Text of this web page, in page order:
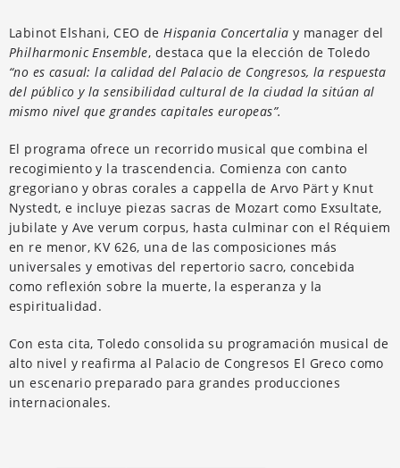
Labinot Elshani, CEO deHispania Concertalia y manager del
Philharmonic Ensemble, destaca que la elección de Toledo
“no es casual: la calidad del Palacio de Congresos, la respuesta
del público y la sensibilidad cultural de la ciudad la sitúan al
mismo nivel que grandes capitales europeas”.
El programa ofrece un recorrido musical que combina el
recogimiento y la trascendencia. Comienza con canto
gregoriano y obras corales a cappella de Arvo Pärt y Knut
Nystedt, e incluye piezas sacras de Mozart como Exsultate,
jubilate y Ave verum corpus, hasta culminar con el Réquiem
en re menor, KV 626, una de las composiciones más
universales y emotivas del repertorio sacro, concebida
como reflexión sobre la muerte, la esperanza y la
espiritualidad.
Con esta cita, Toledo consolida su programación musical de
alto nivel y reafirma al Palacio de Congresos El Greco como
un escenario preparado para grandes producciones
internacionales.